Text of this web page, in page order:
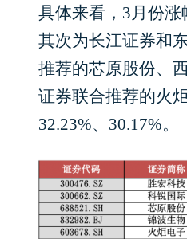
具体来看，3月份
其次为长江证券和
推荐的芯原股份、
证券联合推荐的火
32.23%、30.17%。